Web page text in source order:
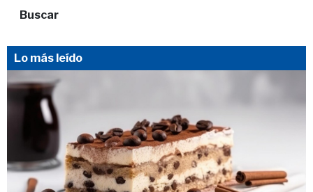
Buscar
Lo más leído